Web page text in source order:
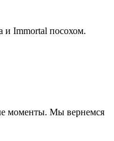
и Immortal посохом.
моменты. Мы вернемся